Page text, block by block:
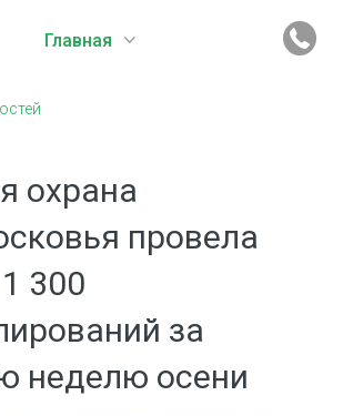
Главная
охрана
провела
300
за
неделю осени